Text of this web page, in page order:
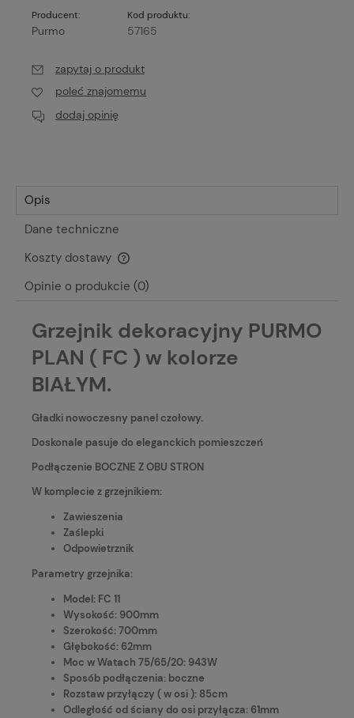
Producent:
Purmo
Kod produktu:
57165
zapytaj o produkt
poleć znajomemu
dodaj opinię
Opis
Dane techniczne
Koszty dostawy
Cena nie zawiera ewentualnych kosztów płatności
Opinie o produkcie (0)
Grzejnik dekoracyjny PURMO
PLAN ( FC ) w kolorze
BIAŁYM.
Gładki nowoczesny panel czołowy.
Doskonale pasuje do eleganckich pomieszczeń
Podłączenie BOCZNE Z OBU STRON
W komplecie z grzejnikiem:
Zawieszenia
Zaślepki
Odpowietrznik
Parametry grzejnika:
Model: FC 11
Wysokość: 900mm
Szerokość: 700mm
Głębokość: 62mm
Moc w Watach 75/65/20: 943W
Sposób podłączenia: boczne
Rozstaw przyłączy ( w osi ): 85cm
Odległość od ściany do osi przyłącza: 61mm